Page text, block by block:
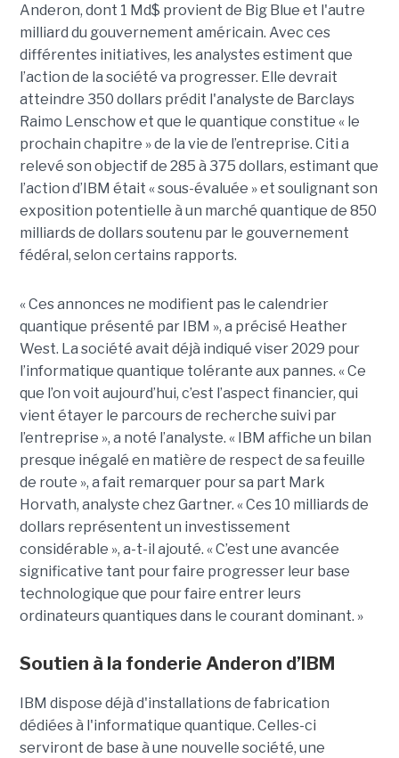
Anderon, dont 1 Md$ provient de Big Blue et l'autre
milliard du gouvernement américain. Avec ces
différentes initiatives, les analystes estiment que
l’action de la société va progresser. Elle devrait
atteindre 350 dollars prédit l'analyste de Barclays
Raimo Lenschow et que le quantique constitue « le
prochain chapitre » de la vie de l’entreprise. Citi a
relevé son objectif de 285 à 375 dollars, estimant que
l’action d’IBM était « sous-évaluée » et soulignant son
exposition potentielle à un marché quantique de 850
milliards de dollars soutenu par le gouvernement
fédéral, selon certains rapports.
« Ces annonces ne modifient pas le calendrier
quantique présenté par IBM », a précisé Heather
West. La société avait déjà indiqué viser 2029 pour
l’informatique quantique tolérante aux pannes. « Ce
que l’on voit aujourd’hui, c’est l’aspect financier, qui
vient étayer le parcours de recherche suivi par
l’entreprise », a noté l’analyste. « IBM affiche un bilan
presque inégalé en matière de respect de sa feuille
de route », a fait remarquer pour sa part Mark
Horvath, analyste chez Gartner. « Ces 10 milliards de
dollars représentent un investissement
considérable », a-t-il ajouté. « C’est une avancée
significative tant pour faire progresser leur base
technologique que pour faire entrer leurs
ordinateurs quantiques dans le courant dominant. »
Soutien à la fonderie Anderon d’IBM
IBM dispose déjà d'installations de fabrication
dédiées à l'informatique quantique. Celles-ci
serviront de base à une nouvelle société, une